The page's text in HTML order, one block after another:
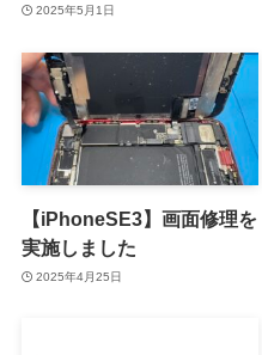
2025年5月1日
【iPhoneSE3】画面修理を
実施しました
2025年4月25日